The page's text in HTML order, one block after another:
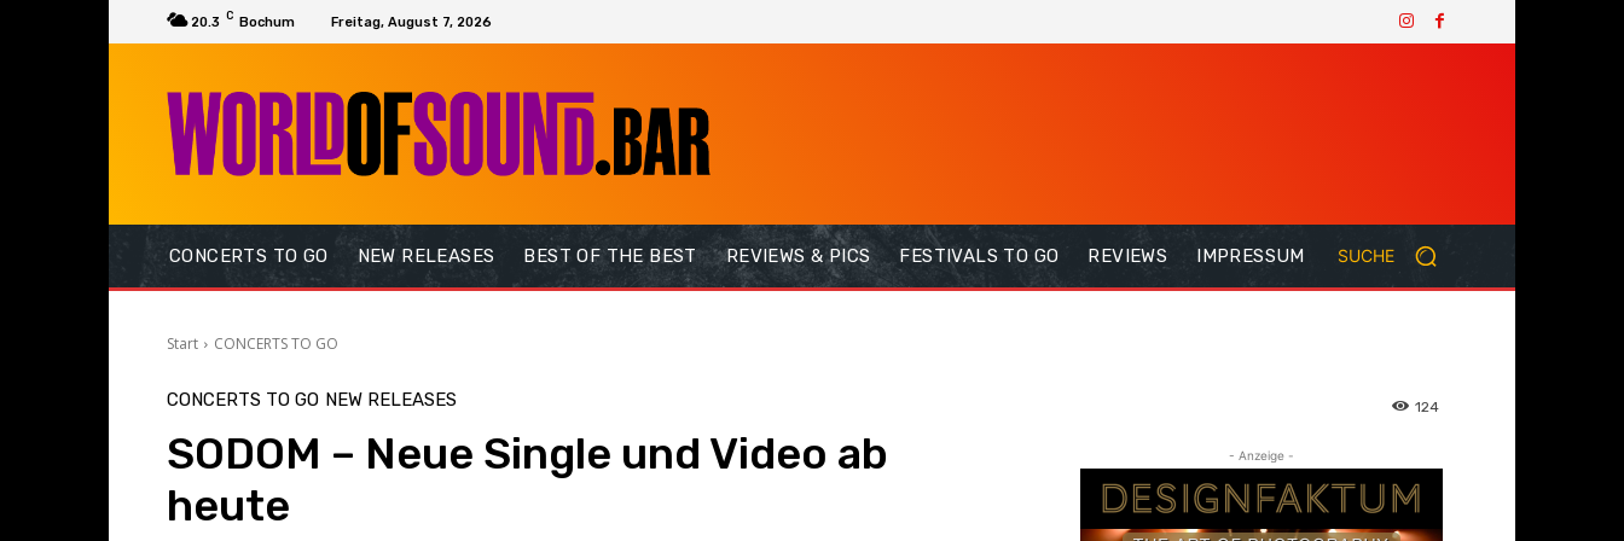
20.3 C Bochum Freitag, August 7, 2026
CONCERTS TO GO NEW RELEASES BEST OF THE BEST REVIEWS & PICS FESTIVALS TO GO REVIEWS IMPRESSUM SUCHE
Start CONCERTS TO GO
CONCERTS TO GO NEW RELEASES
SODOM – Neue Single und Video ab
heute
124
- Anzeige -